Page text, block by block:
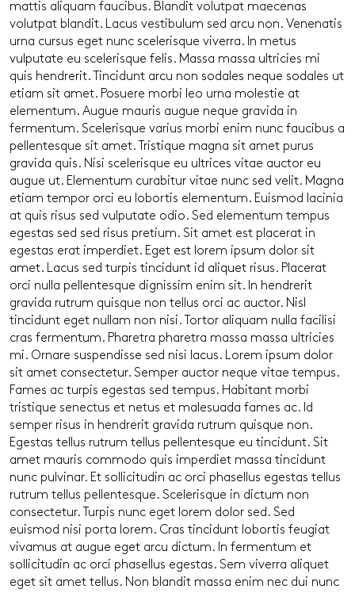
mattis aliquam faucibus. Blandit volutpat maecenas
volutpat blandit. Lacus vestibulum sed arcu non. Venenatis
urna cursus eget nunc scelerisque viverra. In metus
vulputate eu scelerisque felis. Massa massa ultricies mi
quis hendrerit. Tincidunt arcu non sodales neque sodales ut
etiam sit amet. Posuere morbi leo urna molestie at
elementum. Augue mauris augue neque gravida in
fermentum. Scelerisque varius morbi enim nunc faucibus a
pellentesque sit amet. Tristique magna sit amet purus
gravida quis. Nisi scelerisque eu ultrices vitae auctor eu
augue ut. Elementum curabitur vitae nunc sed velit. Magna
etiam tempor orci eu lobortis elementum. Euismod lacinia
at quis risus sed vulputate odio. Sed elementum tempus
egestas sed sed risus pretium. Sit amet est placerat in
egestas erat imperdiet. Eget est lorem ipsum dolor sit
amet. Lacus sed turpis tincidunt id aliquet risus. Placerat
orci nulla pellentesque dignissim enim sit. In hendrerit
gravida rutrum quisque non tellus orci ac auctor. Nisl
tincidunt eget nullam non nisi. Tortor aliquam nulla facilisi
cras fermentum. Pharetra pharetra massa massa ultricies
mi. Ornare suspendisse sed nisi lacus. Lorem ipsum dolor
sit amet consectetur. Semper auctor neque vitae tempus.
Fames ac turpis egestas sed tempus. Habitant morbi
tristique senectus et netus et malesuada fames ac. Id
semper risus in hendrerit gravida rutrum quisque non.
Egestas tellus rutrum tellus pellentesque eu tincidunt. Sit
amet mauris commodo quis imperdiet massa tincidunt
nunc pulvinar. Et sollicitudin ac orci phasellus egestas tellus
rutrum tellus pellentesque. Scelerisque in dictum non
consectetur. Turpis nunc eget lorem dolor sed. Sed
euismod nisi porta lorem. Cras tincidunt lobortis feugiat
vivamus at augue eget arcu dictum. In fermentum et
sollicitudin ac orci phasellus egestas. Sem viverra aliquet
eget sit amet tellus. Non blandit massa enim nec dui nunc